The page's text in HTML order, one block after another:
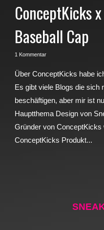
ConceptKicks
Baseball Cap
1 Kommentar
Über ConceptKicks habe
Es gibt viele Blogs die sich
beschäftigen, aber mir ist
Hauptthema Design von
Gründer von
ConceptKicks Produkt...